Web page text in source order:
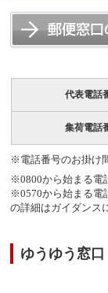
代表電話
集荷電話
※電話番号のお掛け
※0800から始まる電
※0570から始まる電
の詳細はガイダンス
ゆうゆう窓口